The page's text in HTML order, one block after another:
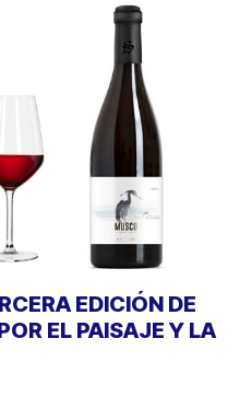
EDICIÓN DE
EL PAISAJE Y LA